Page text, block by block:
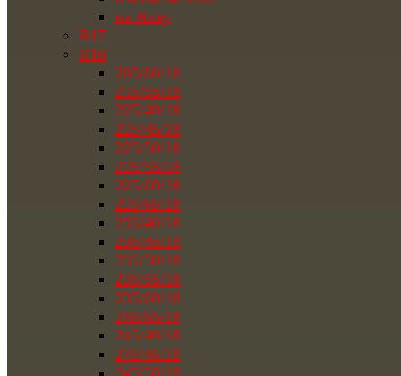
на Ниву
R17
R18
285/60/18
215/55/18
225/40/18
225/45/18
225/50/18
225/55/18
225/60/18
225/65/18
235/40/18
235/45/18
235/50/18
235/55/18
235/60/18
235/65/18
245/40/18
245/45/18
245/50/18